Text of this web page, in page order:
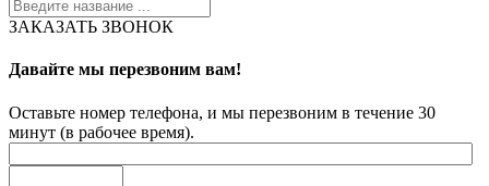
ЗАКАЗАТЬ ЗВОНОК
Давайте мы перезвоним вам!
Оставьте номер телефона, и мы перезвоним в течение 30
минут (в рабочее время).